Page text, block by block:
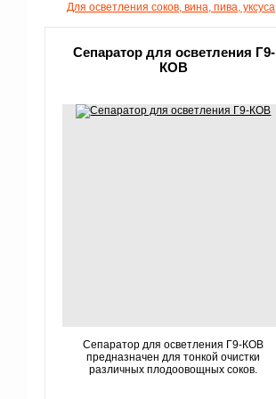
Для осветления соков, вина, пива, уксуса
Сепаратор для осветления Г9-
КОВ
Сепаратор для осветления Г9-КОВ
предназначен для тонкой очистки
различных плодоовощных соков.